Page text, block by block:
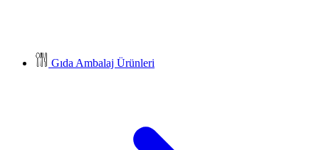
Gıda Ambalaj Ürünleri